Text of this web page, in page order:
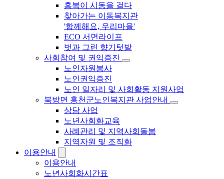
홍복이 시동을 걸다
찾아가는 이동복지관
'함께해요, 우리마을'
ECO 서면라이프
벗과 그린 향기텃밭
사회참여 및 권익증진
노인자원봉사
노인권익증진
노인 일자리 및 사회활동 지원사업
북방면 홍천군노인복지관 사업안내
상담 사업
노년사회화교육
사례관리 및 지역사회돌봄
지역자원 및 조직화
이용안내
이용안내
노년사회화시간표